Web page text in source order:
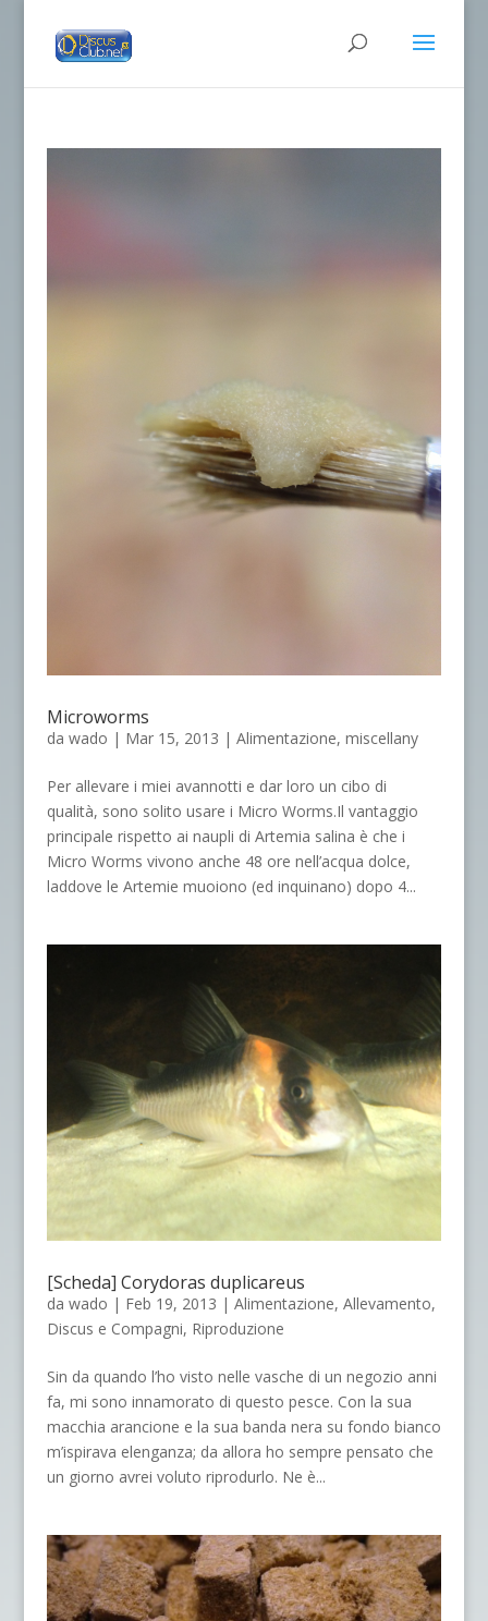
Microworms
da wado | Mar 15, 2013 | Alimentazione, miscellany
Per allevare i miei avannotti e dar loro un cibo di
qualità, sono solito usare i Micro Worms.Il vantaggio
principale rispetto ai naupli di Artemia salina è che i
Micro Worms vivono anche 48 ore nell’acqua dolce,
laddove le Artemie muoiono (ed inquinano) dopo 4...
[Scheda] Corydoras duplicareus
da wado | Feb 19, 2013 | Alimentazione, Allevamento,
Discus e Compagni, Riproduzione
Sin da quando l’ho visto nelle vasche di un negozio anni
fa, mi sono innamorato di questo pesce. Con la sua
macchia arancione e la sua banda nera su fondo bianco
m’ispirava elenganza; da allora ho sempre pensato che
un giorno avrei voluto riprodurlo. Ne è...